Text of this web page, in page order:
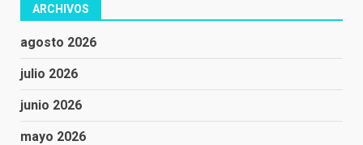
ARCHIVOS
agosto 2026
julio 2026
junio 2026
mayo 2026